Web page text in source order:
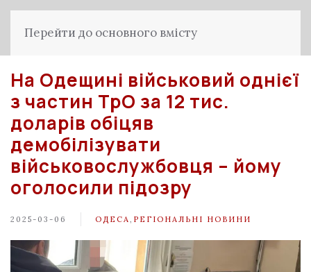
Перейти до основного вмісту
На Одещині військовий однієї
з частин ТрО за 12 тис.
доларів обіцяв
демобілізувати
військовослужбовця – йому
оголосили підозру
2025-03-06 ОДЕСА РЕГІОНАЛЬНІ НОВИНИ